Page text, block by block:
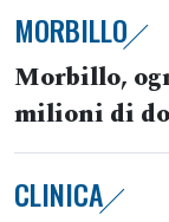
MORBILLO
Morbillo,
milioni di
CLINICA